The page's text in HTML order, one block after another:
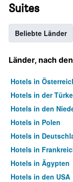
Suites
Beliebte Länder
Länder, nach
Hotels in
Hotels in der
Hotels in den
Hotels in Polen
Hotels in
Hotels in
Hotels in Ägypten
Hotels in den USA